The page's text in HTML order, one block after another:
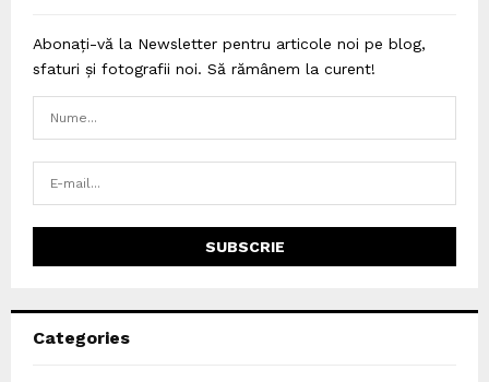
Abonați-vă la Newsletter pentru articole noi pe blog,
sfaturi și fotografii noi. Să rămânem la curent!
Categories